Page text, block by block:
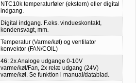
NTC10k temperaturføler (ekstern) eller digital
indgang.
Digital indgang. F.eks. vindueskontakt,
kondensvagt, mm.
Temperatur (Varme/køl) og ventilator
konvektor (FAN/COIL)
46: 2x Analoge udgange 0-10V
varme/køl/Fan, 2x relæ udgang (24V)
varme/køl. Se funktion i manual/datablad.